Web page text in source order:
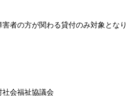
者の方が関わる貸付のみ対象となり
社会福祉協議会